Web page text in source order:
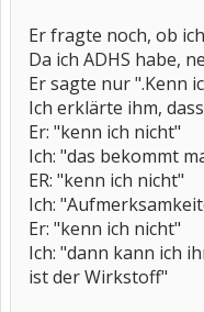
Er fragte noch, ob
Da ich ADHS habe,
Er sagte nur ".Kenn
Ich erklärte ihm,
Er: "kenn ich nicht"
Ich: "das bekommt
ER: "kenn ich nicht"
Ich:
Er: "kenn ich nicht"
Ich: "dann kann ich
ist der Wirkstoff"